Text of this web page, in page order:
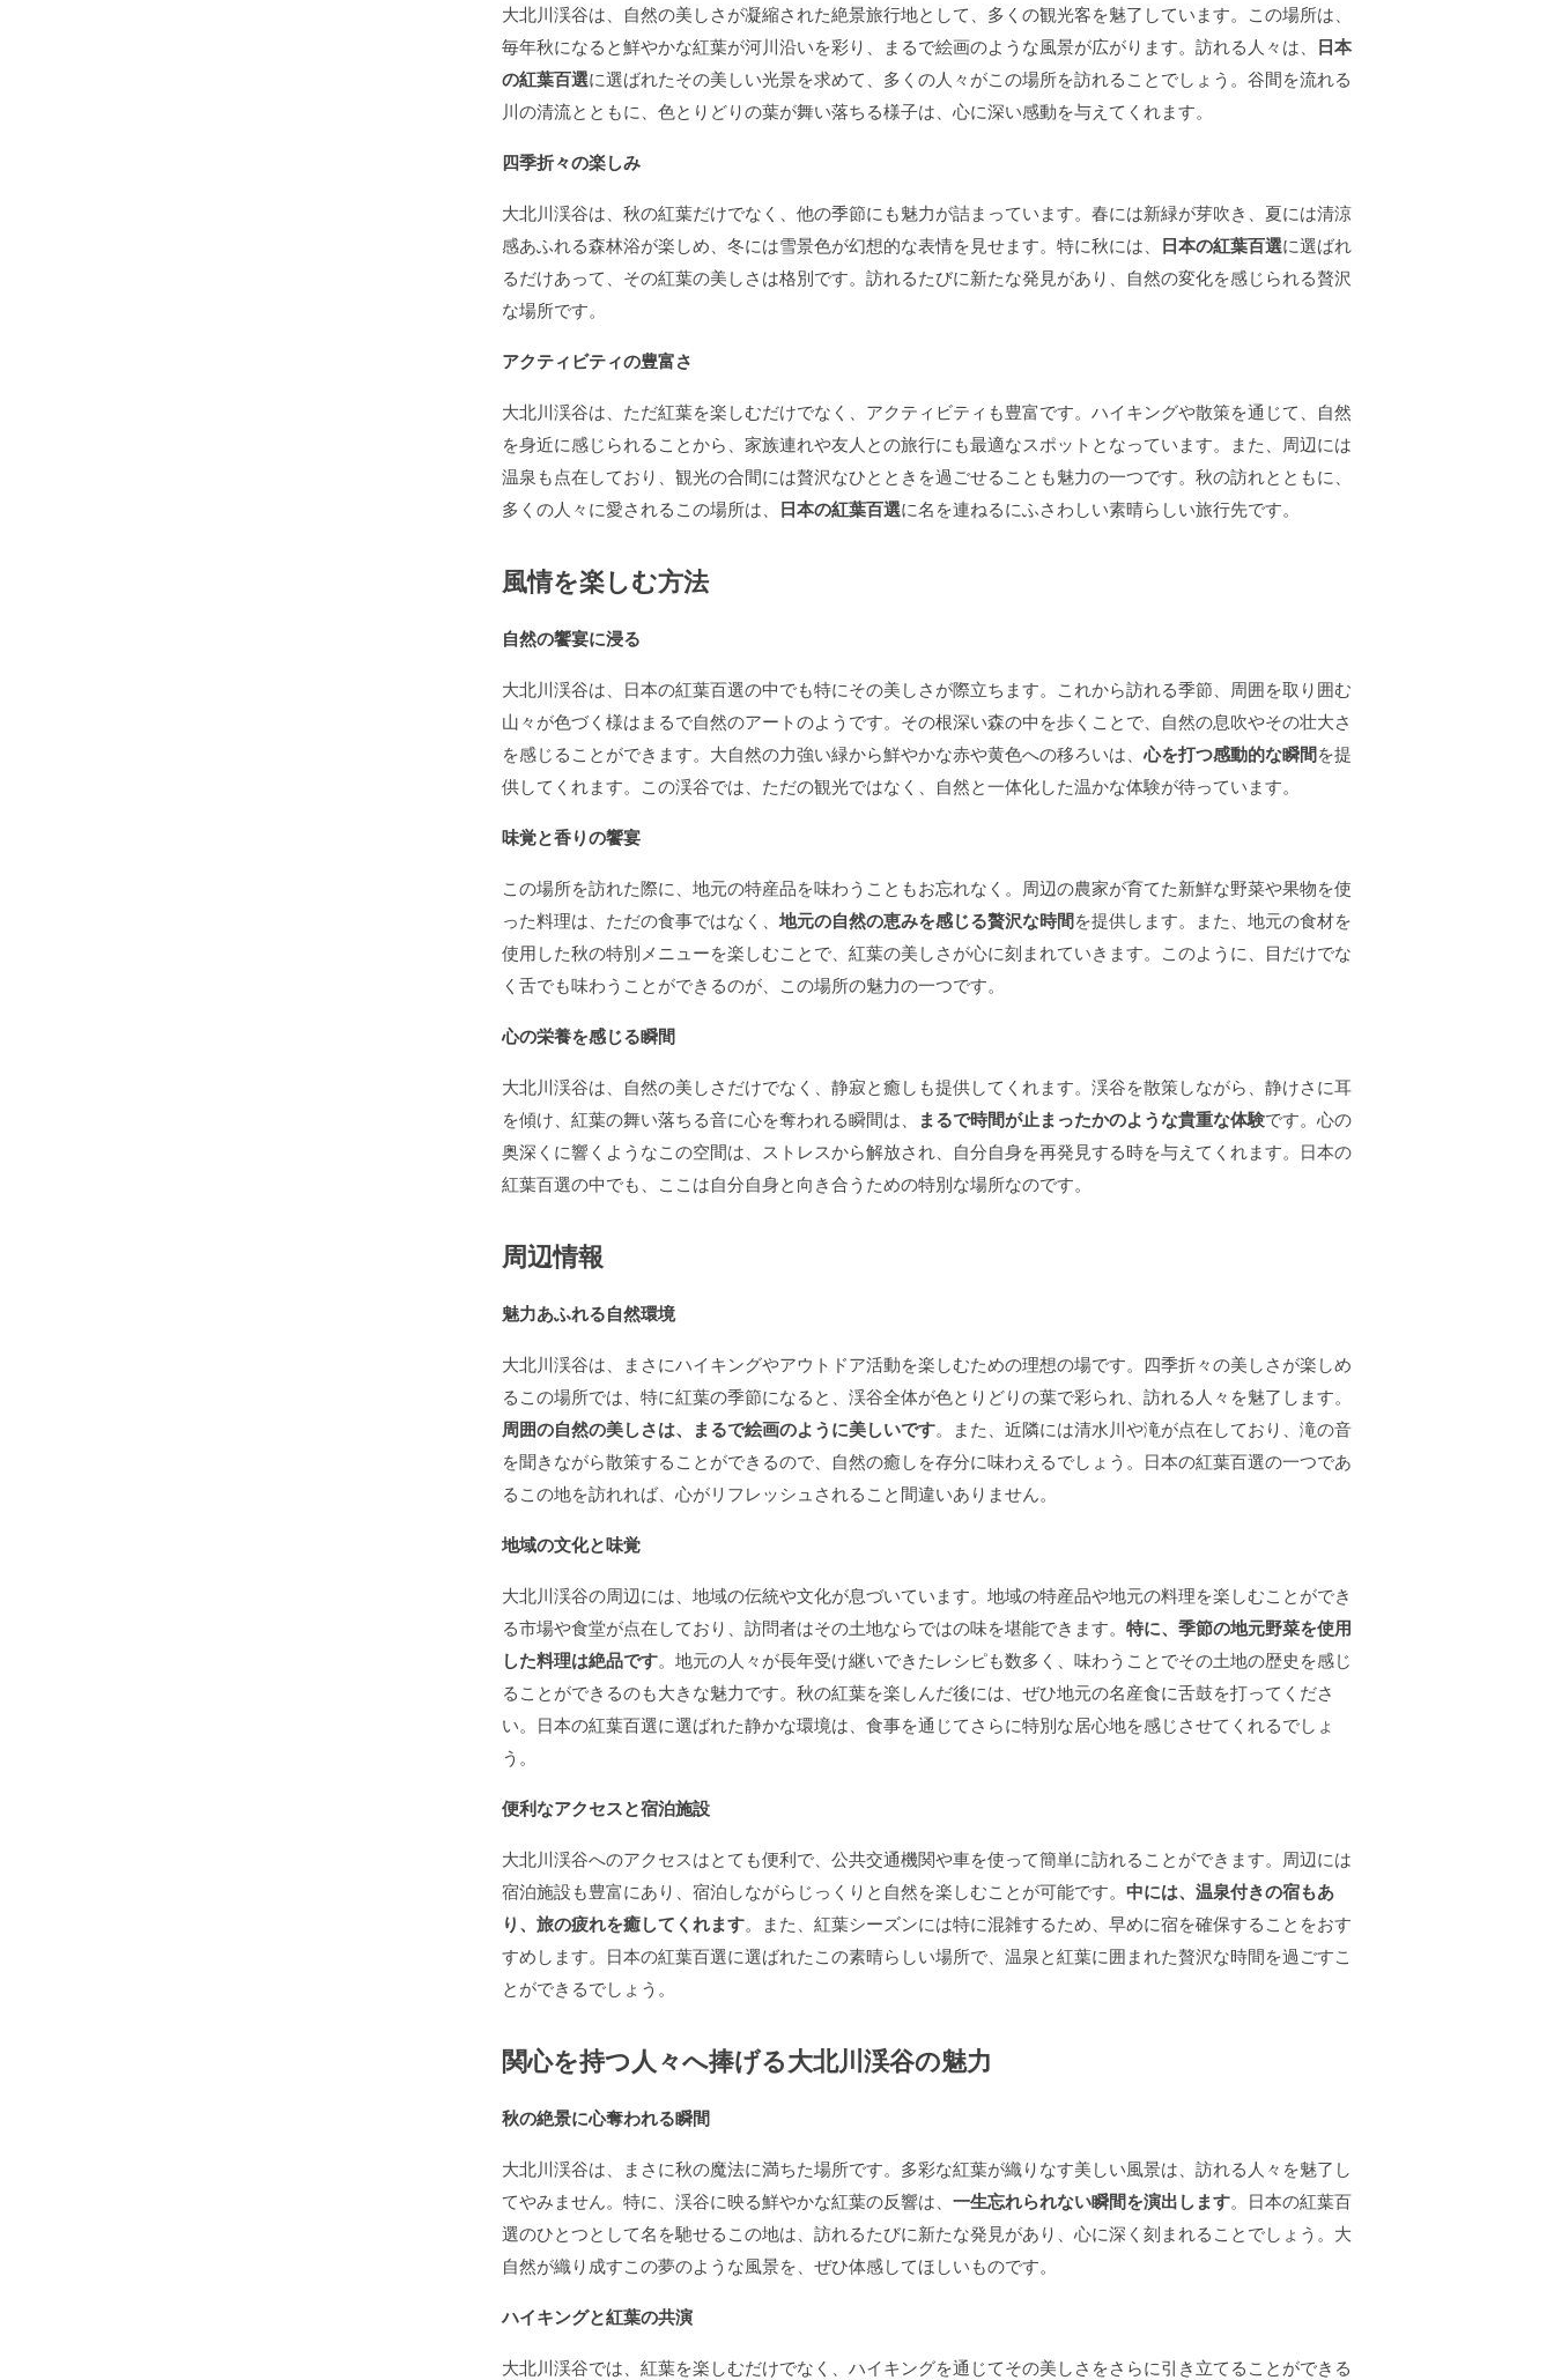
大北川渓谷は、自然の美しさが凝縮された絶景旅行地として、多くの観光客を魅了しています。この場所は、
毎年秋になると鮮やかな紅葉が河川沿いを彩り、まるで絵画のような風景が広がります。訪れる人々は、
日本
の紅葉百選に選ばれたその美しい光景を求めて、多くの人々がこの場所を訪れることでしょう。谷間を流れる
川の清流とともに、色とりどりの葉が舞い落ちる様子は、心に深い感動を与えてくれます。
四季折々の楽しみ
大北川渓谷は、秋の紅葉だけでなく、他の季節にも魅力が詰まっています。春には新緑が芽吹き、夏には清涼
感あふれる森林浴が楽しめ、冬には雪景色が幻想的な表情を見せます。特に秋には、
日本の紅葉百選に選ばれ
るだけあって、その紅葉の美しさは格別です。訪れるたびに新たな発見があり、自然の変化を感じられる贅沢
な場所です。
アクティビティの豊富さ
大北川渓谷は、ただ紅葉を楽しむだけでなく、アクティビティも豊富です。ハイキングや散策を通じて、自然
を身近に感じられることから、家族連れや友人との旅行にも最適なスポットとなっています。また、周辺には
温泉も点在しており、観光の合間には贅沢なひとときを過ごせることも魅力の一つです。秋の訪れとともに、
多くの人々に愛されるこの場所は、
日本の紅葉百選に名を連ねるにふさわしい素晴らしい旅行先です。
風情を楽しむ方法
自然の饗宴に浸る
大北川渓谷は、日本の紅葉百選の中でも特にその美しさが際立ちます。これから訪れる季節、周囲を取り囲む
山々が色づく様はまるで自然のアートのようです。その根深い森の中を歩くことで、自然の息吹やその壮大さ
を感じることができます。大自然の力強い緑から鮮やかな赤や黄色への移ろいは、心を打つ感動的な瞬間を提
供してくれます。この渓谷では、ただの観光ではなく、自然と一体化した温かな体験が待っています。
味覚と香りの饗宴
この場所を訪れた際に、地元の特産品を味わうこともお忘れなく。周辺の農家が育てた新鮮な野菜や果物を使
った料理は、ただの食事ではなく、 地元の自然の恵みを感じる贅沢な時間を提供します。また、地元の食材を
使用した秋の特別メニューを楽しむことで、紅葉の美しさが心に刻まれていきます。このように、目だけでな
く舌でも味わうことができるのが、この場所の魅力の一つです。
心の栄養を感じる瞬間
大北川渓谷は、自然の美しさだけでなく、静寂と癒しも提供してくれます。渓谷を散策しながら、静けさに耳
を傾け、紅葉の舞い落ちる音に心を奪われる瞬間は、
まるで時間が止まったかのような貴重な体験です。心の
奥深くに響くようなこの空間は、ストレスから解放され、自分自身を再発見する時を与えてくれます。日本の
紅葉百選の中でも、ここは自分自身と向き合うための特別な場所なのです。
周辺情報
魅力あふれる自然環境
大北川渓谷は、まさにハイキングやアウトドア活動を楽しむための理想の場です。四季折々の美しさが楽しめ
るこの場所では、特に紅葉の季節になると、渓谷全体が色とりどりの葉で彩られ、訪れる人々を魅了します。
周囲の自然の美しさは、まるで絵画のように美しいです。また、近隣には清水川や滝が点在しており、滝の音
を聞きながら散策することができるので、自然の癒しを存分に味わえるでしょう。日本の紅葉百選の一つであ
るこの地を訪れれば、心がリフレッシュされること間違いありません。
地域の文化と味覚
大北川渓谷の周辺には、地域の伝統や文化が息づいています。地域の特産品や地元の料理を楽しむことができ
る市場や食堂が点在しており、訪問者はその土地ならではの味を堪能できます。 特に、季節の地元野菜を使用
した料理は絶品です。地元の人々が長年受け継いできたレシピも数多く、味わうことでその土地の歴史を感じ
ることができるのも大きな魅力です。秋の紅葉を楽しんだ後には、ぜひ地元の名産食に舌鼓を打ってくださ
い。日本の紅葉百選に選ばれた静かな環境は、食事を通じてさらに特別な居心地を感じさせてくれるでしょ
う。
便利なアクセスと宿泊施設
大北川渓谷へのアクセスはとても便利で、公共交通機関や車を使って簡単に訪れることができます。周辺には
宿泊施設も豊富にあり、宿泊しながらじっくりと自然を楽しむことが可能です。 中には、温泉付きの宿もあ
り、旅の疲れを癒してくれます。また、紅葉シーズンには特に混雑するため、早めに宿を確保することをおす
すめします。日本の紅葉百選に選ばれたこの素晴らしい場所で、温泉と紅葉に囲まれた贅沢な時間を過ごすこ
とができるでしょう。
関心を持つ人々へ捧げる大北川渓谷の魅力
秋の絶景に心奪われる瞬間
大北川渓谷は、まさに秋の魔法に満ちた場所です。多彩な紅葉が織りなす美しい風景は、訪れる人々を魅了し
てやみません。特に、渓谷に映る鮮やかな紅葉の反響は、 一生忘れられない瞬間を演出します。日本の紅葉百
選のひとつとして名を馳せるこの地は、訪れるたびに新たな発見があり、心に深く刻まれることでしょう。大
自然が織り成すこの夢のような風景を、ぜひ体感してほしいものです。
ハイキングと紅葉の共演
大北川渓谷では、紅葉を楽しむだけでなく、ハイキングを通じてその美しさをさらに引き立てることができる